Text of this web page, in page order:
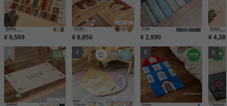
¥ 6,589 ¥ 8,850 ¥ 2,990 ¥